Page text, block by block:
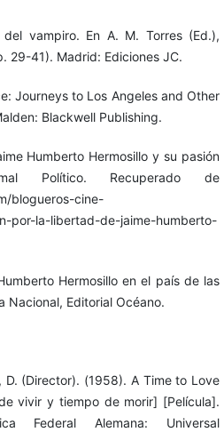
vampiro. En A. M. Torres (Ed.),
29-41). Madrid: Ediciones JC.
Journeys to Los Angeles and Other
Blackwell Publishing.
Humberto Hermosillo y su pasión
Político. Recuperado de
blogueros-cine-
por-la-libertad-de-jaime-humberto-
Hermosillo en el país de las
Nacional, Editorial Océano.
D. (Director). (1958). A Time to Love
vivir y tiempo de morir] [Película].
Federal Alemana: Universal